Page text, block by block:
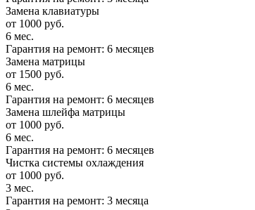
Замена клавиатуры
от 1000 руб.
6 мес.
Гарантия на ремонт: 6 месяцев
Замена матрицы
от 1500 руб.
6 мес.
Гарантия на ремонт: 6 месяцев
Замена шлейфа матрицы
от 1000 руб.
6 мес.
Гарантия на ремонт: 6 месяцев
Чистка системы охлаждения
от 1000 руб.
3 мес.
Гарантия на ремонт: 3 месяца